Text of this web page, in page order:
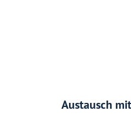
Austausch